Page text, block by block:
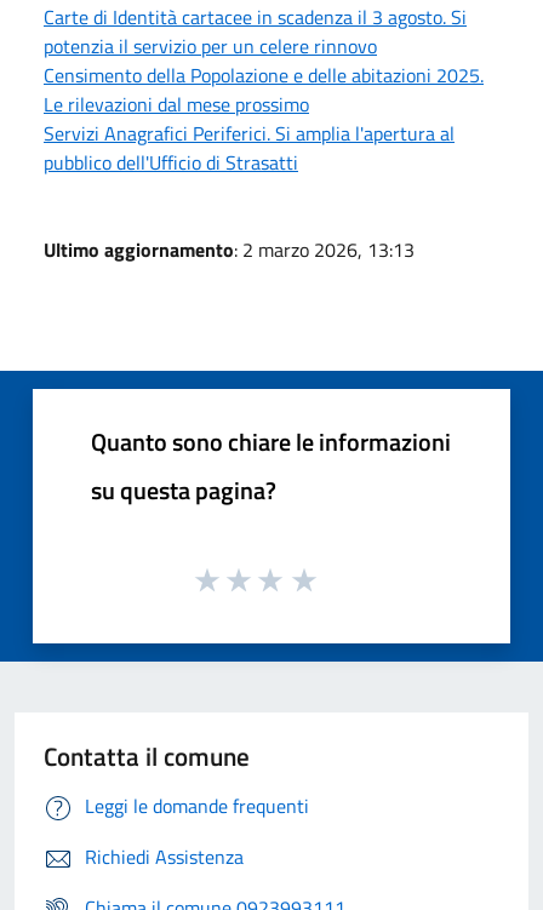
Carte di Identità cartacee in scadenza il 3 agosto. Si
potenzia il servizio per un celere rinnovo
Censimento della Popolazione e delle abitazioni 2025.
Le rilevazioni dal mese prossimo
Servizi Anagrafici Periferici. Si amplia l'apertura al
pubblico dell'Ufficio di Strasatti
Ultimo aggiornamento: 2 marzo 2026, 13:13
Quanto sono chiare le informazioni
su questa pagina?
Contatta il comune
Leggi le domande frequenti
Richiedi Assistenza